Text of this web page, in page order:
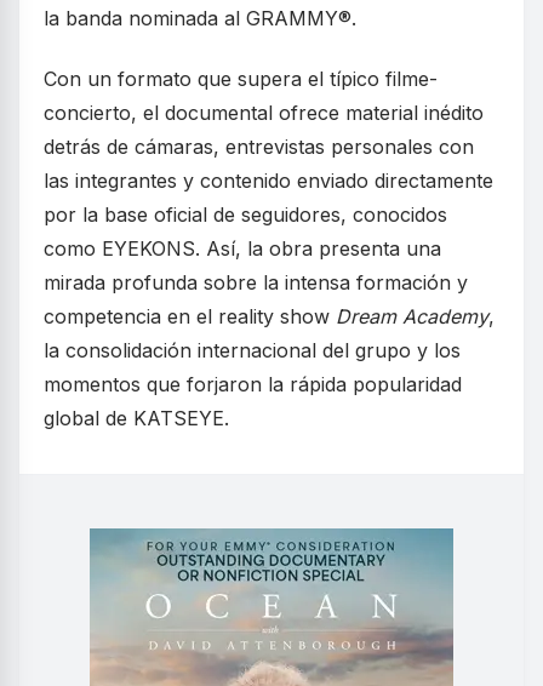
la banda nominada al GRAMMY®.
Con un formato que supera el típico filme-
concierto, el documental ofrece material inédito
detrás de cámaras, entrevistas personales con
las integrantes y contenido enviado directamente
por la base oficial de seguidores, conocidos
como EYEKONS. Así, la obra presenta una
mirada profunda sobre la intensa formación y
competencia en el reality show Dream Academy,
la consolidación internacional del grupo y los
momentos que forjaron la rápida popularidad
global de KATSEYE.